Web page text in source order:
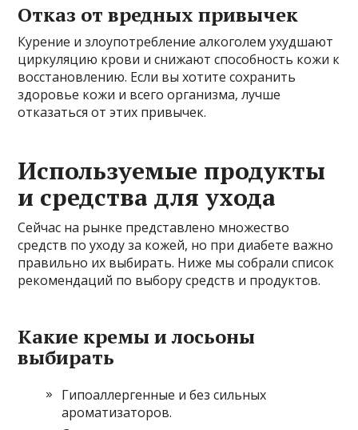
Отказ от вредных привычек
Курение и злоупотребление алкоголем ухудшают
циркуляцию крови и снижают способность кожи к
восстановлению. Если вы хотите сохранить
здоровье кожи и всего организма, лучше
отказаться от этих привычек.
Используемые продукты
и средства для ухода
Сейчас на рынке представлено множество
средств по уходу за кожей, но при диабете важно
правильно их выбирать. Ниже мы собрали список
рекомендаций по выбору средств и продуктов.
Какие кремы и лосьоны
выбирать
Гипоаллергенные и без сильных
ароматизаторов.